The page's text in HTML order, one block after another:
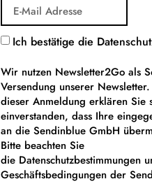
Ich bestätige die
Wir nutzen Newsletter2Go als
Versendung unserer
dieser Anmeldung erklären Sie
einverstanden, dass Ihre
an die Sendinblue GmbH
Bitte beachten Sie
die Datenschutzbestimmungen
Geschäftsbedingungen der